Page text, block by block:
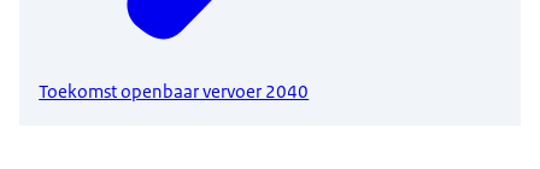
Toekomst openbaar vervoer 2040